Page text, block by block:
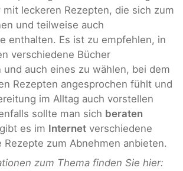
mit leckeren Rezepten, die sich zum
und teilweise auch
enthalten. Es ist zu empfehlen, in
verschiedene Bücher
und auch eines zu wählen, bei dem
Rezepten angesprochen fühlt und
im Alltag auch vorstellen
sollte man sich beraten
es im Internet verschiedene
Rezepte zum Abnehmen anbieten.
zum Thema finden Sie hier: